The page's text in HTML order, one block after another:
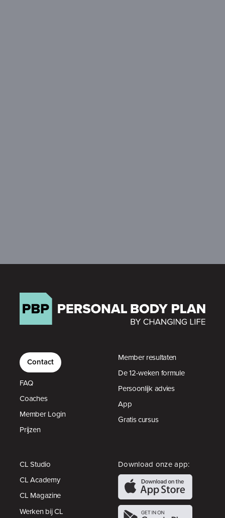
Contact
FAQ
Coaches
Member Login
Prijzen
Member resultaten
De 12-weken formule
Persoonlijk advies
App
Gratis cursus
CL Studio
CL Academy
CL Magazine
Werken bij CL
Download onze app: